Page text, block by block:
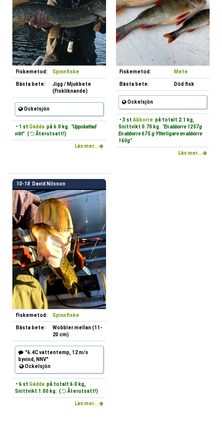
Fiskemetod: Spinnfiske
Bästa bete:
Jigg / Mjukbete
(Fiskliknande)
Ockelsjön
• 1 st Gädda på 6.0 kg. "Uppskattad
vikt" ( Återutsatt!)
Läs mer...
Fiskemetod: Mete
Bästa bete: Död fisk
Ockelsjön
• 3 st Abborre på totalt 2.1 kg,
Snittvikt 0.70 kg. "En abborre 1257g
En abborre 675 g Ytterligare en abborre
160g"
Läs mer...
10-18 David Nilsson
Fiskemetod: Spinnfiske
Bästa bete:
Wobbler mellan (11-
20 cm)
"6.4C vattentemp, 12 m/s
byvind, NNV"
Ockelsjön
• 6 st Gädda på totalt 6.0 kg,
Snittvikt 1.00 kg. (
Återutsatt!)
Läs mer...